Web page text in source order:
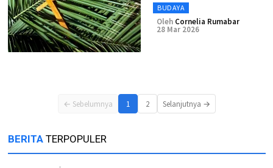
BUDAYA
Oleh Cornelia Rumabar
28 Mar 2026
← Sebelumnya 1 2 Selanjutnya →
BERITA TERPOPULER